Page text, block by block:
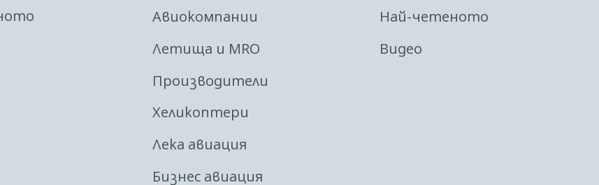
Авиокомпании
Летища и MRO
Производители
Хеликоптери
Лека авиация
Бизнес авиация
Най-четеното
Видео